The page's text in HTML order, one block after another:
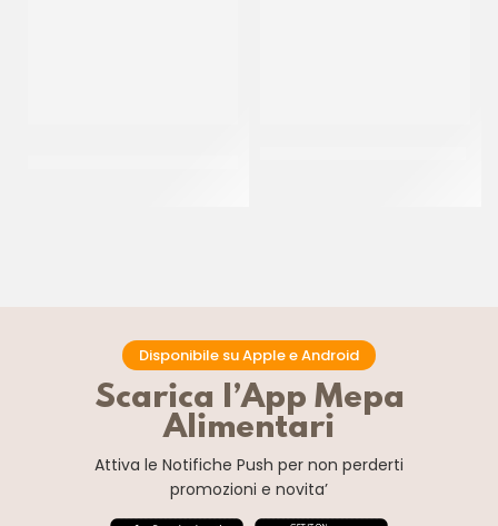
Disponibile su Apple e Android
Scarica l’App Mepa
Alimentari
Attiva le Notifiche Push per non perderti
promozioni e novita’